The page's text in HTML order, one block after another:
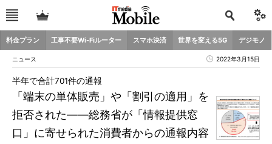
料金プラン 工事不要Wi-Fiルーター スマホ決済 世界を変える5G デジモノ
ニュース 2022年3月15日
「端末の単体販売」や「割引の適用」を
拒否された――総務省が「情報提供窓
口」に寄せられた消費者からの通報内容
半年で合計701件の通報